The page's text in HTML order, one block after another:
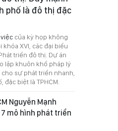
phố là đô thị đặc
của kỳ họp không
XVI, các đại biểu
triển đô thị. Dự án
lập khuôn khổ pháp lý
sự phát triển nhanh,
biệt là TPHCM.
Nguyễn Mạnh
7 mô hình phát triển